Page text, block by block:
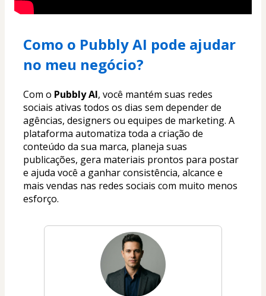
Como o Pubbly AI pode ajudar
no meu negócio?
Com o Pubbly AI, você mantém suas redes
sociais ativas todos os dias sem depender de
agências, designers ou equipes de marketing. A
plataforma automatiza toda a criação de
conteúdo da sua marca, planeja suas
publicações, gera materiais prontos para postar
e ajuda você a ganhar consistência, alcance e
mais vendas nas redes sociais com muito menos
esforço.